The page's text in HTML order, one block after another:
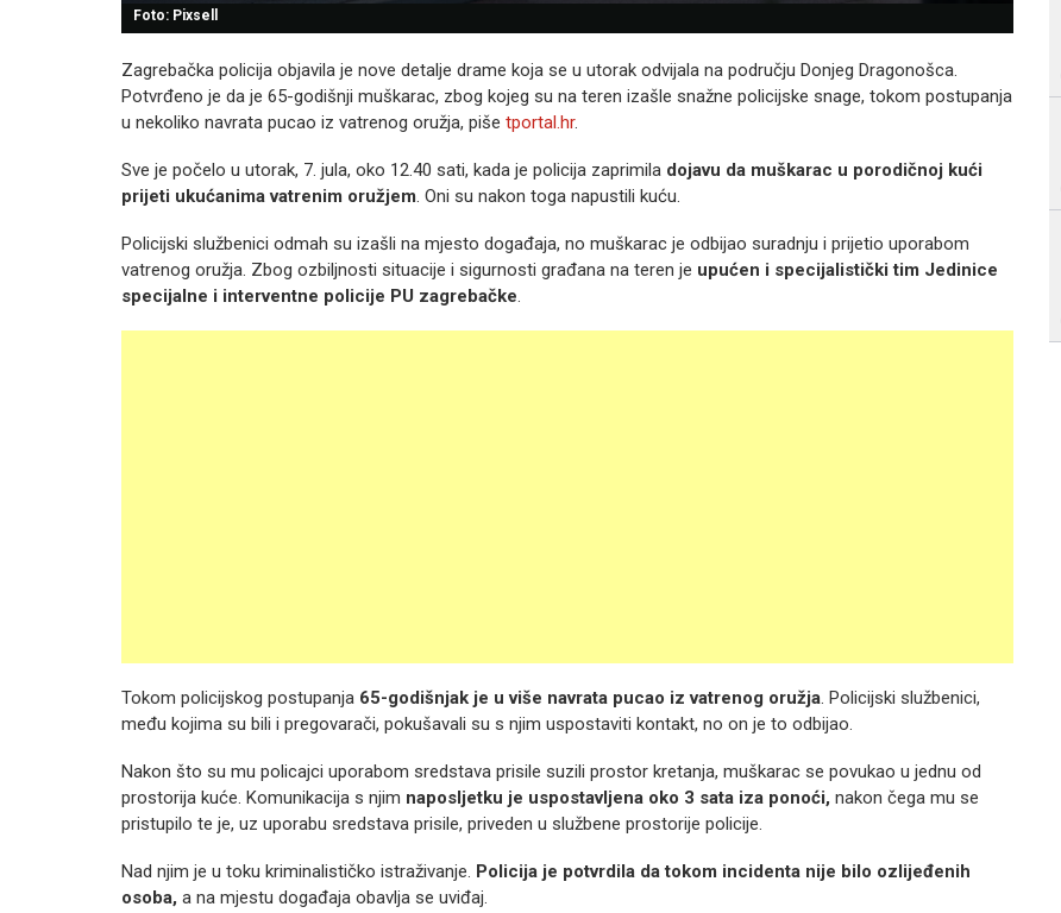
Foto: Pixsell
Zagrebačka policija objavila je nove detalje drame koja se u utorak odvijala na području Donjeg Dragonošca.
Potvrđeno je da je 65-godišnji muškarac, zbog kojeg su na teren izašle snažne policijske snage, tokom postupanja
u nekoliko navrata pucao iz vatrenog oružja, piše tportal.hr.
Sve je počelo u utorak, 7. jula, oko 12.40 sati, kada je policija zaprimila dojavu da muškarac u porodičnoj kući
prijeti ukućanima vatrenim oružjem. Oni su nakon toga napustili kuću.
Policijski službenici odmah su izašli na mjesto događaja, no muškarac je odbijao suradnju i prijetio uporabom
vatrenog oružja. Zbog ozbiljnosti situacije i sigurnosti građana na teren je upućen i specijalistički tim Jedinice
specijalne i interventne policije PU zagrebačke.
Tokom policijskog postupanja 65-godišnjak je u više navrata pucao iz vatrenog oružja. Policijski službenici,
među kojima su bili i pregovarači, pokušavali su s njim uspostaviti kontakt, no on je to odbijao.
Nakon što su mu policajci uporabom sredstava prisile suzili prostor kretanja, muškarac se povukao u jednu od
prostorija kuće. Komunikacija s njim naposljetku je uspostavljena oko 3 sata iza ponoći, nakon čega mu se
pristupilo te je, uz uporabu sredstava prisile, priveden u službene prostorije policije.
Nad njim je u toku kriminalističko istraživanje. Policija je potvrdila da tokom incidenta nije bilo ozlijeđenih
osoba, a na mjestu događaja obavlja se uviđaj.